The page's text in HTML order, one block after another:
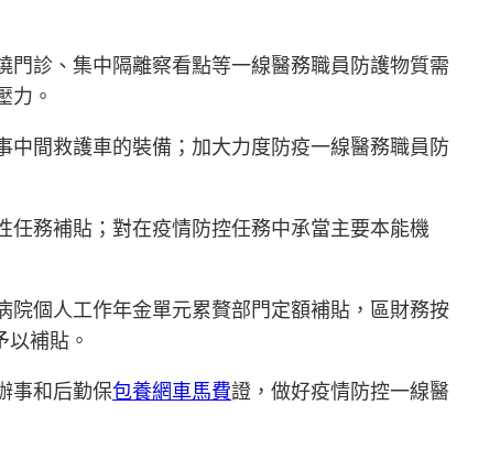
門診、集中隔離察看點等一線醫務職員防護物質需
力。
中間救護車的裝備；加大力度防疫一線醫務職員防
任務補貼；對在疫情防控任務中承當主要本能機
個人工作年金單元累贅部門定額補貼，區財務按
補貼。
事和后勤保包養網車馬費證，做好疫情防控一線醫